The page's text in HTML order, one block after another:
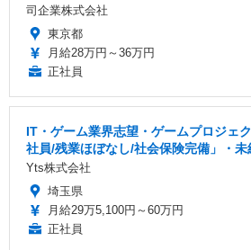
司企業株式会社
東京都
月給28万円～36万円
正社員
IT・ゲーム業界志望・ゲームプロジェ
社員/残業ほぼなし/社会保険完備」・未
Yts株式会社
埼玉県
月給29万5,100円～60万円
正社員